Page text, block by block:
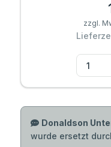
zzgl.
Donaldson
wurde ersetzt